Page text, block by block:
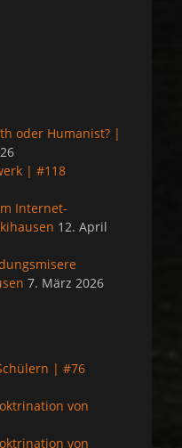
oder Humanist? |
| #118
Internet-
12. April
7. März 2026
| #76
von
von